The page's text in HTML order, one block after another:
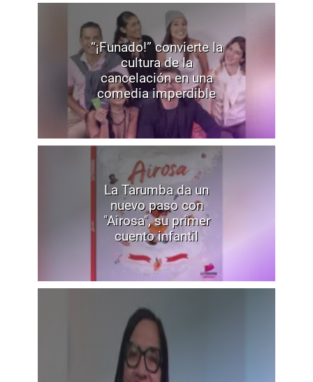
“¡Funado!” convierte la
cultura de la
cancelación en una
comedia imperdible
La Tarumba da un
nuevo paso con
"Airosa", su primer
cuento infantil